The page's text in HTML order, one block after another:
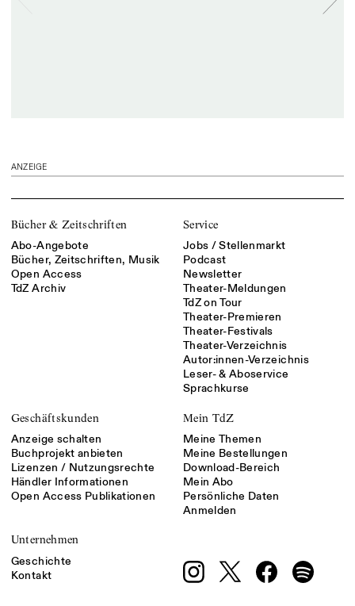
ANZEIGE
Bücher & Zeitschriften
Abo-Angebote
Bücher, Zeitschriften, Musik
Open Access
TdZ Archiv
Service
Jobs / Stellenmarkt
Podcast
Newsletter
Theater-Meldungen
TdZ on Tour
Theater-Premieren
Theater-Festivals
Theater-Verzeichnis
Autor:innen-Verzeichnis
Leser- & Aboservice
Sprachkurse
Geschäftskunden
Anzeige schalten
Buchprojekt anbieten
Lizenzen / Nutzungsrechte
Händler Informationen
Open Access Publikationen
Mein TdZ
Meine Themen
Meine Bestellungen
Download-Bereich
Mein Abo
Persönliche Daten
Anmelden
Unternehmen
Geschichte
Kontakt